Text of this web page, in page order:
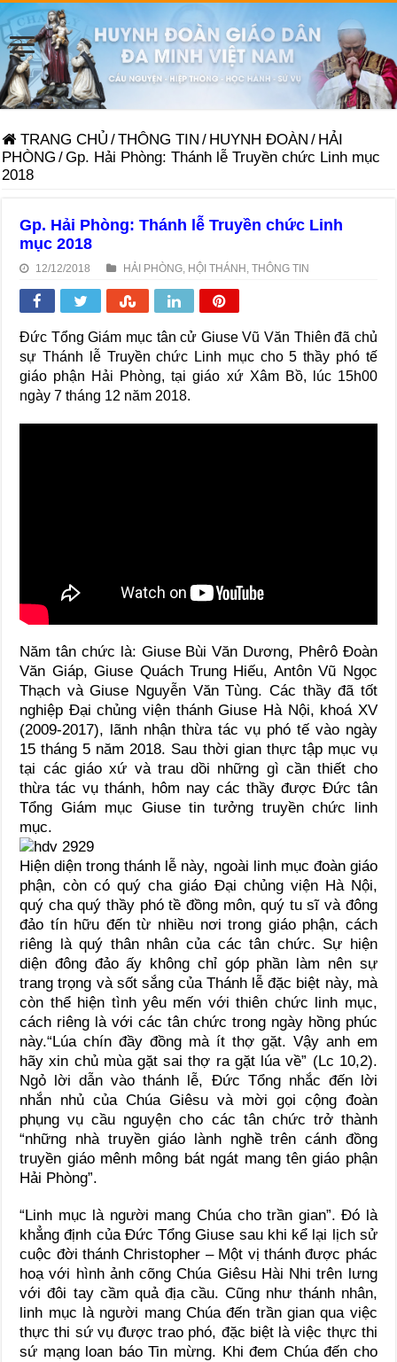
TRANG CHỦ /THÔNG TIN / HUYNH ĐOÀN / HẢI
PHÒNG /Gp. Hải Phòng: Thánh lễ Truyền chức Linh mục
2018
Gp. Hải Phòng: Thánh lễ Truyền chức Linh
mục 2018
12/12/2018 HẢI PHÒNG HỘI THÁNH ,THÔNG TIN
Đức Tổng Giám mục tân cử Giuse Vũ Văn Thiên đã chủ
sự Thánh lễ Truyền chức Linh mục cho 5 thầy phó tế
giáo phận Hải Phòng, tại giáo xứ Xâm Bồ, lúc 15h00
ngày 7 tháng 12 năm 2018.
Năm tân chức là: Giuse Bùi Văn Dương, Phêrô Đoàn
Văn Giáp, Giuse Quách Trung Hiếu, Antôn Vũ Ngọc
Thạch và Giuse Nguyễn Văn Tùng. Các thầy đã tốt
nghiệp Đại chủng viện thánh Giuse Hà Nội, khoá XV
(2009-2017), lãnh nhận thừa tác vụ phó tế vào ngày
15 tháng 5 năm 2018. Sau thời gian thực tập mục vụ
tại các giáo xứ và trau dồi những gì cần thiết cho
thừa tác vụ thánh, hôm nay các thầy được Đức tân
Tổng Giám mục Giuse tin tưởng truyền chức linh
mục.
Hiện diện trong thánh lễ này, ngoài linh mục đoàn giáo
phận, còn có quý cha giáo Đại chủng viện Hà Nội,
quý cha quý thầy phó tề đồng môn, quý tu sĩ và đông
đảo tín hữu đến từ nhiều nơi trong giáo phận, cách
riêng là quý thân nhân của các tân chức. Sự hiện
diện đông đảo ấy không chỉ góp phần làm nên sự
trang trọng và sốt sắng của Thánh lễ đặc biệt này, mà
còn thể hiện tình yêu mến với thiên chức linh mục,
cách riêng là với các tân chức trong ngày hồng phúc
này.“Lúa chín đầy đồng mà ít thợ gặt. Vậy anh em
hãy xin chủ mùa gặt sai thợ ra gặt lúa về” (Lc 10,2).
Ngỏ lời dẫn vào thánh lễ, Đức Tổng nhắc đến lời
nhắn nhủ của Chúa Giêsu và mời gọi cộng đoàn
phụng vụ cầu nguyện cho các tân chức trở thành
“những nhà truyền giáo lành nghề trên cánh đồng
truyền giáo mênh mông bát ngát mang tên giáo phận
Hải Phòng”.
“Linh mục là người mang Chúa cho trần gian”. Đó là
khẳng định của Đức Tổng Giuse sau khi kể lại lịch sử
cuộc đời thánh Christopher – Một vị thánh được phác
hoạ với hình ảnh cõng Chúa Giêsu Hài Nhi trên lưng
với đôi tay cầm quả địa cầu. Cũng như thánh nhân,
linh mục là người mang Chúa đến trần gian qua việc
thực thi sứ vụ được trao phó, đặc biệt là việc thực thi
sứ mạng loan báo Tin mừng. Khi đem Chúa đến cho